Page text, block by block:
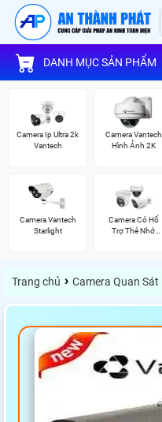
DANH MỤC SẢN PHẨM
Camera Ip Ultra 2k
Vantech
Camera Vantech
Hình Ảnh 2K
Camera Vantech
Starlight
Camera Có Hổ
Trợ Thẻ Nhớ
Trang chủ › Camera Quan Sát